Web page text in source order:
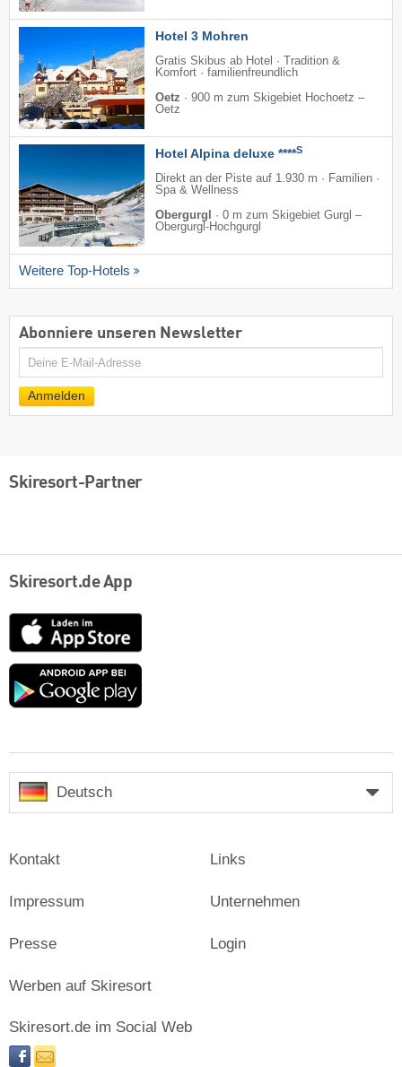
Hotel 3 Mohren
Gratis Skibus ab Hotel · Tradition &
Komfort · familienfreundlich
Oetz · 900 m zum Skigebiet Hochoetz –
Oetz
Hotel Alpina deluxe ****S
Direkt an der Piste auf 1.930 m · Familien ·
Spa & Wellness
Obergurgl
· 0 m zum Skigebiet Gurgl –
Obergurgl-Hochgurgl
Weitere Top-Hotels
Abonniere unseren Newsletter
E-
Mail
Anmelden
Skiresort-Partner
Skiresort.de App
App
Store
Google
Deutsch
Kontakt
Impressum
Presse
Links
Unternehmen
Login
Werben auf Skiresort
Skiresort.de im Social Web
facebooknewsletter